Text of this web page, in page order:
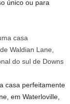
único ou para
casa perfeitamente
em Waterloville,